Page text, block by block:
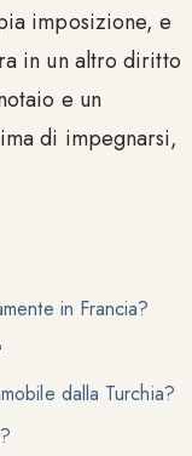
imposizione, e
in un altro diritto
e un
di impegnarsi,
in Francia?
dalla Turchia?